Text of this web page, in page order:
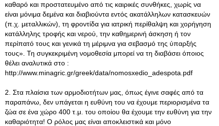
καθαρό και προστατευμένο από τις καιρικές συνθήκες, χωρίς να
είναι μόνιμα δεμένα και διαβιούντα εντός ακατάλληλων κατασκευών
(π.χ. μεταλλικών), τη φροντίδα για ιατρική περίθαλψη και χορήγηση
κατάλληλης τροφής και νερού, την καθημερινή άσκηση ή τον
περίπατό τους και γενικά τη μέριμνα για σεβασμό της ύπαρξής
τους». Τη συγκεκριμένη νομοθεσία μπορεί να τη διαβάσει όποιος
θέλει αναλυτικά στο :
http://www.minagric.gr/greek/data/nomosxedio_adespota.pdf
2. Στα πλαίσια των αρμοδιοτήτων μας, όπως έγινε σαφές από τα
παραπάνω, δεν υπάγεται η ευθύνη του να έχουμε περιορισμένα τα
ζώα σε ένα χώρο 400 τ.μ. του οποίου θα έχουμε την ευθύνη για την
καθαριότητα! Ο ρόλος μας είναι αποκλειστικά και μόνο